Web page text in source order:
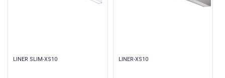
LINER SLIM-XS10 LINER-XS10